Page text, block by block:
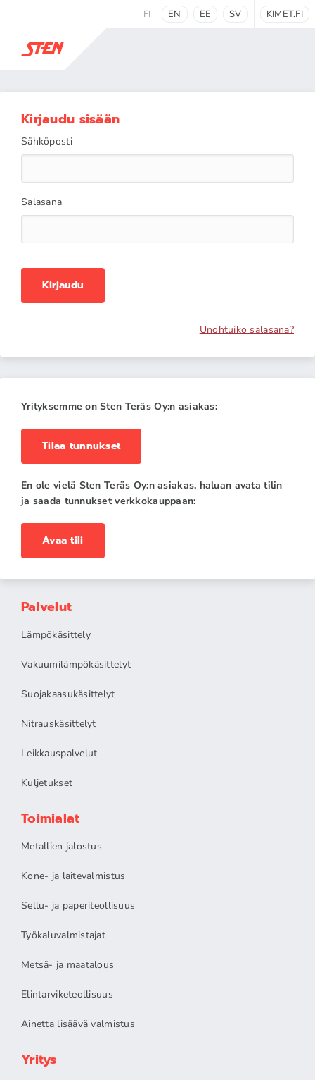
FI EN EE SV KIMET.FI
Kirjaudu sisään
Sähköposti
Salasana
Kirjaudu
Unohtuiko salasana?
Yrityksemme on Sten Teräs Oy:n asiakas:
Tilaa tunnukset
En ole vielä Sten Teräs Oy:n asiakas, haluan avata tilin
ja saada tunnukset verkkokauppaan:
Avaa tili
Palvelut
Lämpökäsittely
Vakuumilämpökäsittelyt
Suojakaasukäsittelyt
Nitrauskäsittelyt
Leikkauspalvelut
Kuljetukset
Toimialat
Metallien jalostus
Kone- ja laitevalmistus
Sellu- ja paperiteollisuus
Työkaluvalmistajat
Metsä- ja maatalous
Elintarviketeollisuus
Ainetta lisäävä valmistus
Yritys